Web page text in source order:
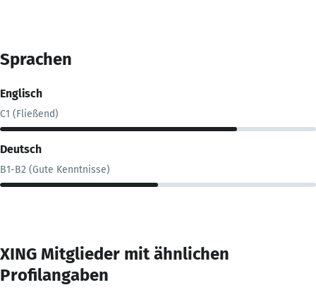
Sprachen
Englisch
C1 (Fließend)
Deutsch
B1-B2 (Gute Kenntnisse)
XING Mitglieder mit ähnlichen
Profilangaben